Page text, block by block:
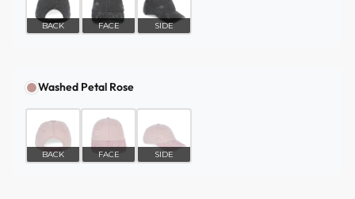
BACK FACE SIDE
Washed Petal Rose
BACK FACE SIDE